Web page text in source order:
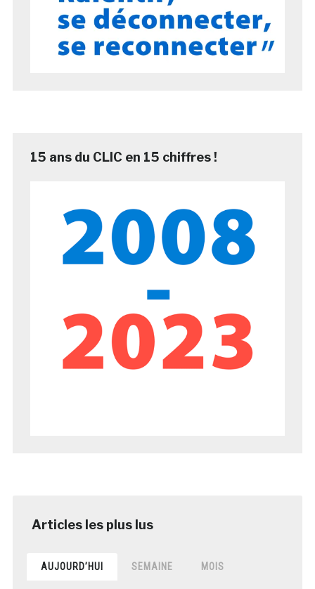
15 ans du CLIC en 15 chiffres !
AUJOURD’HUI SEMAINE MOIS